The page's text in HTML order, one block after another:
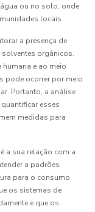
ou no solo, onde
locais.
a presença de
orgânicos.
e ao meio
pode ocorrer por meio
Portanto, a análise
esses
medidas para
a sua relação com a
a padrões
para o consumo
os sistemas de
e que os